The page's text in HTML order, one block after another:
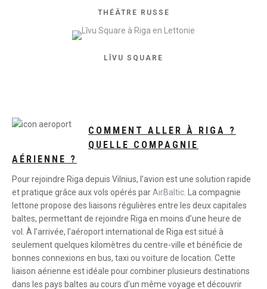
THÉÂTRE RUSSE
LĪVU SQUARE
COMMENT ALLER À RIGA ?
QUELLE COMPAGNIE
AÉRIENNE ?
Pour rejoindre Riga depuis Vilnius, l’avion est une solution rapide
et pratique grâce aux vols opérés par AirBaltic . La compagnie
lettone propose des liaisons régulières entre les deux capitales
baltes, permettant de rejoindre Riga en moins d’une heure de
vol. À l’arrivée, l’aéroport international de Riga est situé à
seulement quelques kilomètres du centre-ville et bénéficie de
bonnes connexions en bus, taxi ou voiture de location. Cette
liaison aérienne est idéale pour combiner plusieurs destinations
dans les pays baltes au cours d’un même voyage et découvrir